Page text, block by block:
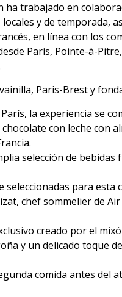
trabajado en
y de temporada,
en línea con los
París, Pointe-à-
Paris-Brest y
la experiencia se
con leche con
selección de bebidas
seleccionadas para esta
chef sommelier de
creado por el
y un delicado toque
comida antes